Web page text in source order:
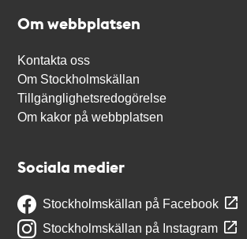
Om webbplatsen
Kontakta oss
Om Stockholmskällan
Tillgänglighetsredogörelse
Om kakor på webbplatsen
Sociala medier
Stockholmskällan på Facebook
Stockholmskällan på Instagram